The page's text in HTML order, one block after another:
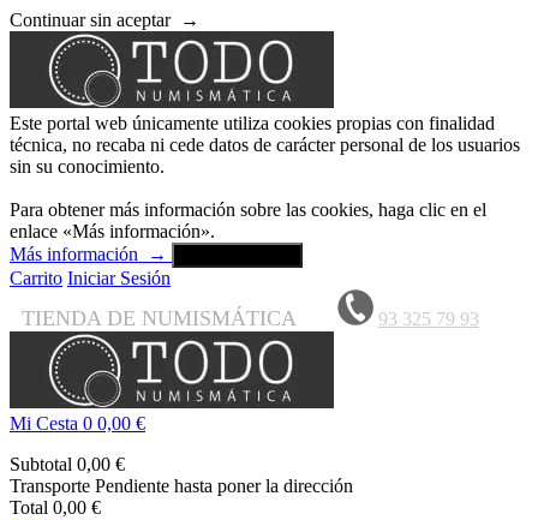
Continuar sin aceptar →
Este portal web únicamente utiliza cookies propias con finalidad
técnica, no recaba ni cede datos de carácter personal de los usuarios
sin su conocimiento.
Para obtener más información sobre las cookies, haga clic en el
enlace «Más información».
Más información
→
Carrito Iniciar Sesión
TIENDA DE NUMISMÁTICA 93 325 79 93
Mi Cesta 0 0,00 €
Subtotal 0,00 €
Transporte Pendiente hasta poner la dirección
Total 0,00 €